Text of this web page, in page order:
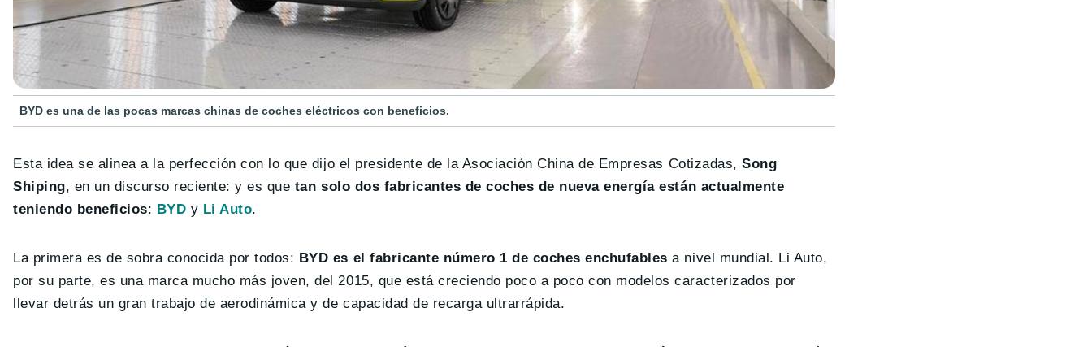
BYD es una de las pocas marcas chinas de coches eléctricos con beneficios.
Esta idea se alinea a la perfección con lo que dijo el presidente de la Asociación China de Empresas Cotizadas,Song
Shiping, en un discurso reciente: y es que tan solo dos fabricantes de coches de nueva energía están actualmente
teniendo beneficios: BYD y Li Auto.
La primera es de sobra conocida por todos: BYD es el fabricante número 1 de coches enchufables a nivel mundial. Li Auto,
por su parte, es una marca mucho más joven, del 2015, que está creciendo poco a poco con modelos caracterizados por
llevar detrás un gran trabajo de aerodinámica y de capacidad de recarga ultrarrápida.